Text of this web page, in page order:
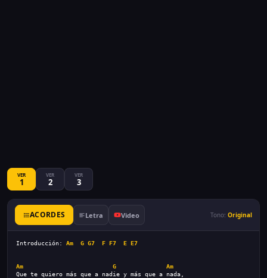
VER
1
VER
2
VER
3
ACORDES Letra Video Tono: Original
Introducción: Am G G7 F F7 E E7
Am G
Am
Que te quiero más que a nadie y más que a nada,